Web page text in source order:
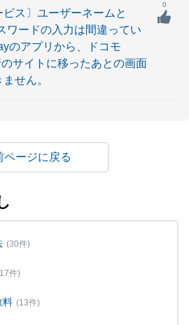
ビス〕ユーザーネームと
ワードの入力は間違ってい
のアプリから、ドコモ
サイトに移ったあとの画面
せん。
0
戻る
(30件)
件)
料 (13件)